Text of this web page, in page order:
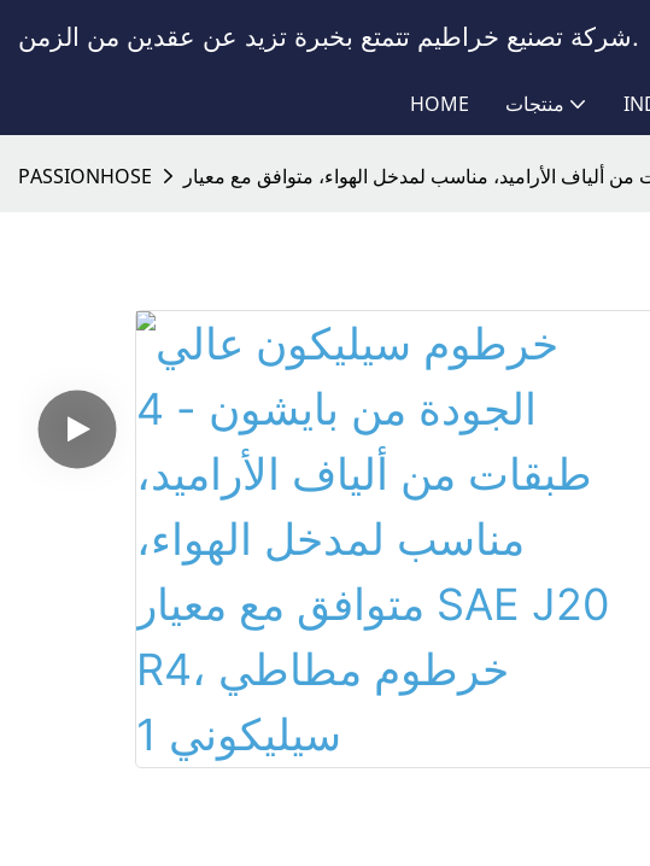
شركة تصنيع خراطيم تتمتع بخبرة تزيد عن عقدين من الزمن.
HOME منتجات
PASSIONHOSE